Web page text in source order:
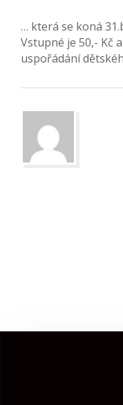
… která se koná
Vstupné je 50,- Kč
uspořádání